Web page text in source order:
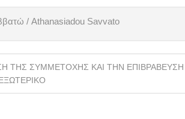
/ Athanasiadou Savvato
ΣΥΜΜΕΤΟΧΗΣ ΚΑΙ ΤΗΝ ΕΠΙΒΡΑΒΕΥΣΗ